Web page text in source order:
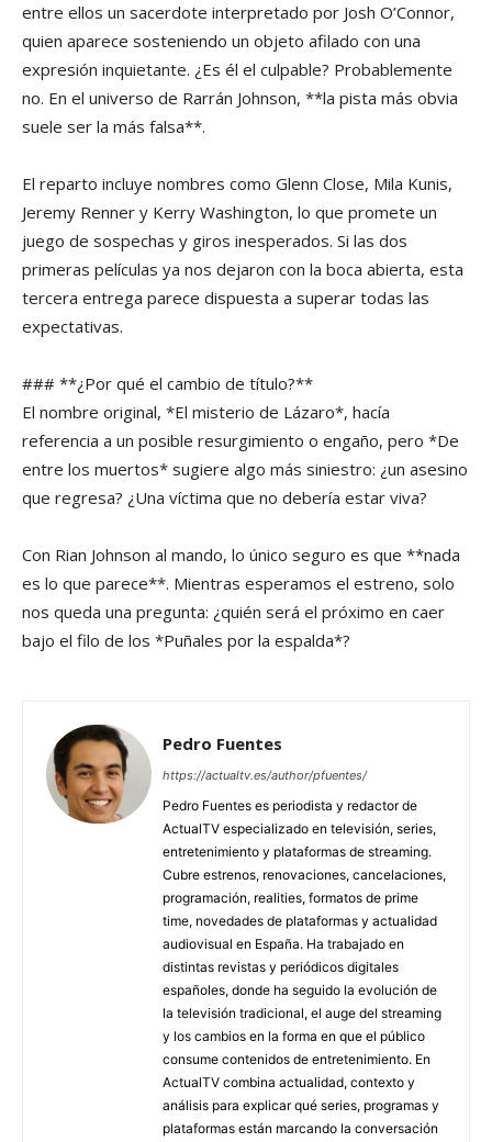
entre ellos un sacerdote interpretado por Josh O’Connor,
quien aparece sosteniendo un objeto afilado con una
expresión inquietante. ¿Es él el culpable? Probablemente
no. En el universo de Rarrán Johnson, **la pista más obvia
suele ser la más falsa**.
El reparto incluye nombres como Glenn Close, Mila Kunis,
Jeremy Renner y Kerry Washington, lo que promete un
juego de sospechas y giros inesperados. Si las dos
primeras películas ya nos dejaron con la boca abierta, esta
tercera entrega parece dispuesta a superar todas las
expectativas.
### **¿Por qué el cambio de título?**
El nombre original, *El misterio de Lázaro*, hacía
referencia a un posible resurgimiento o engaño, pero *De
entre los muertos* sugiere algo más siniestro: ¿un asesino
que regresa? ¿Una víctima que no debería estar viva?
Con Rian Johnson al mando, lo único seguro es que **nada
es lo que parece**. Mientras esperamos el estreno, solo
nos queda una pregunta: ¿quién será el próximo en caer
bajo el filo de los *Puñales por la espalda*?
Pedro Fuentes
https://actualtv.es/author/pfuentes/
Pedro Fuentes es periodista y redactor de
ActualTV especializado en televisión, series,
entretenimiento y plataformas de streaming.
Cubre estrenos, renovaciones, cancelaciones,
programación, realities, formatos de prime
time, novedades de plataformas y actualidad
audiovisual en España. Ha trabajado en
distintas revistas y periódicos digitales
españoles, donde ha seguido la evolución de
la televisión tradicional, el auge del streaming
y los cambios en la forma en que el público
consume contenidos de entretenimiento. En
ActualTV combina actualidad, contexto y
análisis para explicar qué series, programas y
plataformas están marcando la conversación